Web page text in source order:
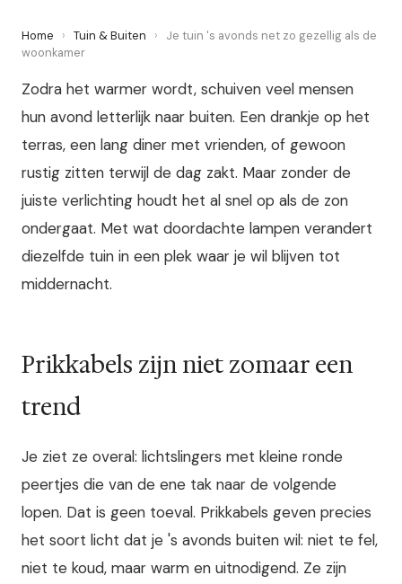
Home › Tuin & Buiten ›
Je tuin 's avonds net zo gezellig als de
woonkamer
Zodra het warmer wordt, schuiven veel mensen
hun avond letterlijk naar buiten. Een drankje op het
terras, een lang diner met vrienden, of gewoon
rustig zitten terwijl de dag zakt. Maar zonder de
juiste verlichting houdt het al snel op als de zon
ondergaat. Met wat doordachte lampen verandert
diezelfde tuin in een plek waar je wil blijven tot
middernacht.
Prikkabels zijn niet zomaar een
trend
Je ziet ze overal: lichtslingers met kleine ronde
peertjes die van de ene tak naar de volgende
lopen. Dat is geen toeval. Prikkabels geven precies
het soort licht dat je 's avonds buiten wil: niet te fel,
niet te koud, maar warm en uitnodigend. Ze zijn